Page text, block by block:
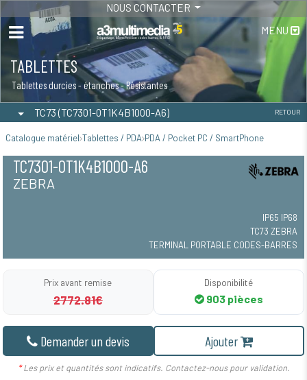
NOUS CONTACTER
MENU
TABLETTES
Tablettes durcies - étanches - Résistantes
TC73 (TC7301-0T1K4B1000-A6) RETOUR
Catalogue matériel Tablettes / PDA PDA / Pocket PC / SmartPhone
TC7301-0T1K4B1000-A6
ZEBRA
IP65 IP68
TC73 ZEBRA
TERMINAL PORTABLE CODES-BARRES
Prix avant remise
2772.81€
Disponibilité
903 pièces
Demander un devis Ajouter
*Les prix et quantités sont indicatifs. Contactez-nous pour validation.